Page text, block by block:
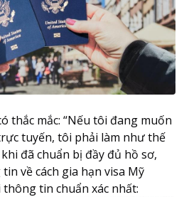
thắc mắc: “Nếu tôi đang muốn
tuyến, tôi phải làm như thế
đã chuẩn bị đầy đủ hồ sơ,
tin vềcách gia hạn visa Mỹ
tin chuẩn xác nhất: